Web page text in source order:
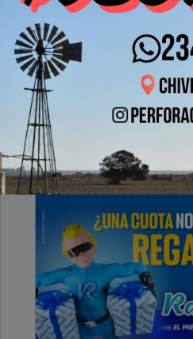
Lunes, 16 de Marzo de 2026 .
Les comentamos que hace
accidente en la esquina de
Estero y Mitre.
PUBLICIDAD